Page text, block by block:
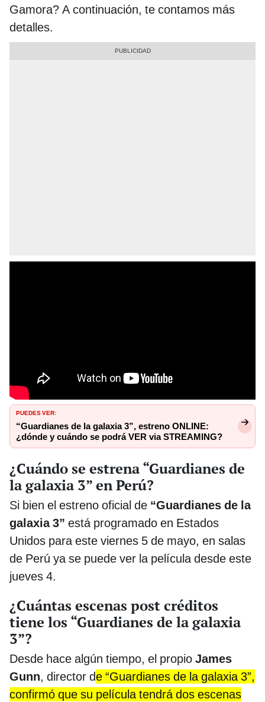
Gamora? A continuación, te contamos más
detalles.
PUEDES VER:
“Guardianes de la galaxia 3”, estreno ONLINE:
¿dónde y cuándo se podrá VER via STREAMING?
¿Cuándo se estrena “Guardianes de
la galaxia 3” en Perú?
Si bien el estreno oficial de “Guardianes de la
galaxia 3” está programado en Estados
Unidos para este viernes 5 de mayo, en salas
de Perú ya se puede ver la película desde este
jueves 4.
¿Cuántas escenas post créditos
tiene los “Guardianes de la galaxia
3”?
Desde hace algún tiempo, el propio James
Gunn, director de “Guardianes de la galaxia 3”,
confirmó que su película tendrá dos escenas